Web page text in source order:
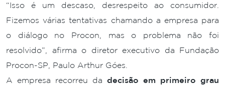
“Isso é um descaso, desrespeito ao consumidor.
Fizemos várias tentativas chamando a empresa para
o diálogo no Procon, mas o problema não foi
resolvido”, afirma o diretor executivo da Fundação
Procon-SP, Paulo Arthur Góes.
A empresa recorreu da decisão em primeiro grau